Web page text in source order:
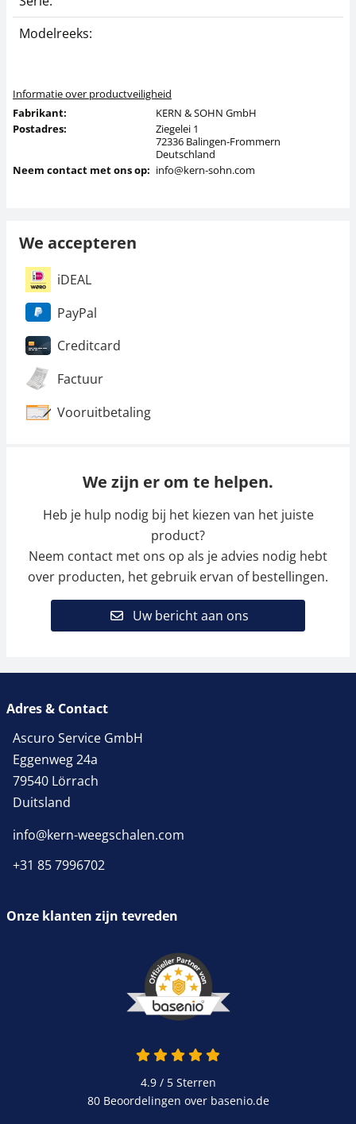
Modelreeks:
Informatie over productveiligheid
Fabrikant:
KERN & SOHN GmbH
Postadres:
Ziegelei 1
72336 Balingen-Frommern
Deutschland
Neem contact met ons op: info@kern-sohn.com
We accepteren
iDEAL
PayPal
Creditcard
Factuur
Vooruitbetaling
We zijn er om te helpen.
Heb je hulp nodig bij het kiezen van het juiste
product?
Neem contact met ons op als je advies nodig hebt
over producten, het gebruik ervan of bestellingen.
Uw bericht aan ons
Adres & Contact
Ascuro Service GmbH
Eggenweg 24a
79540 Lörrach
Duitsland
info@kern-weegschalen.com
+31 85 7996702
Onze klanten zijn tevreden
4.9 / 5Sterren
80 Beoordelingen over basenio.de